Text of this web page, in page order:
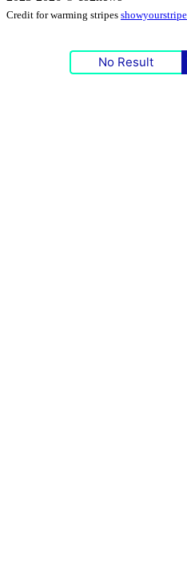
Credit for warming stripes
No Result